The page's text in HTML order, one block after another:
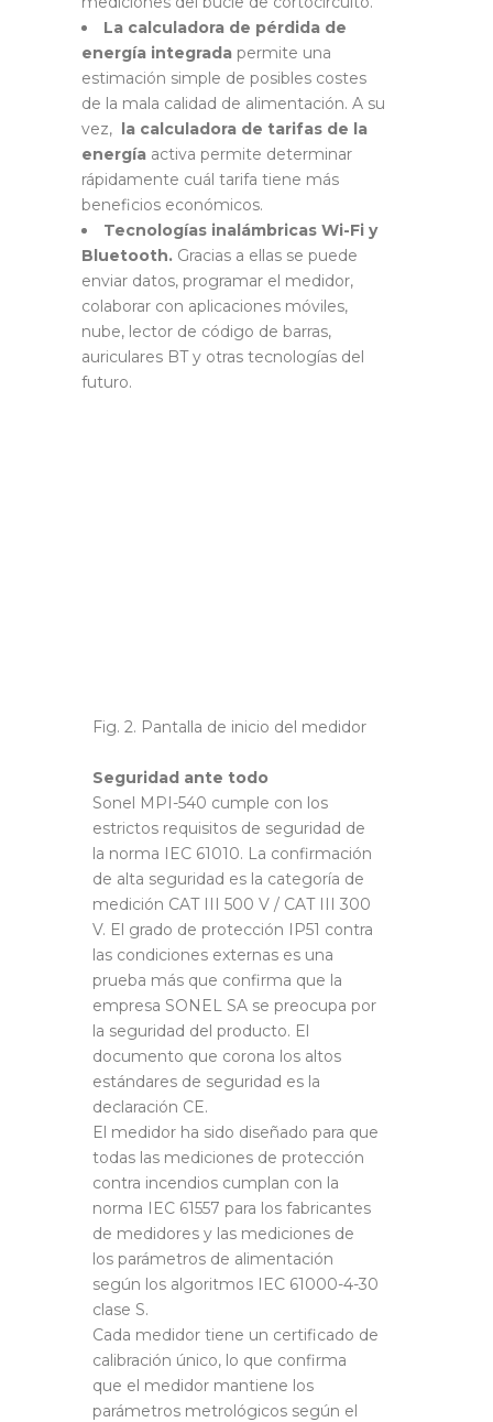
La calculadora de pérdida de
energía integrada permite una
estimación simple de posibles costes
de la mala calidad de alimentación. A su
vez, la calculadora de tarifas de la
energía activa permite determinar
rápidamente cuál tarifa tiene más
beneficios económicos.
Tecnologías inalámbricas Wi-Fi y
Bluetooth. Gracias a ellas se puede
enviar datos, programar el medidor,
colaborar con aplicaciones móviles,
nube, lector de código de barras,
auriculares BT y otras tecnologías del
futuro.
Fig. 2. Pantalla de inicio del medidor
Seguridad ante todo
Sonel MPI-540 cumple con los
estrictos requisitos de seguridad de
la norma IEC 61010. La confirmación
de alta seguridad es la categoría de
medición CAT III 500 V / CAT III 300
V. El grado de protección IP51 contra
las condiciones externas es una
prueba más que confirma que la
empresa SONEL SA se preocupa por
la seguridad del producto. El
documento que corona los altos
estándares de seguridad es la
declaración CE.
El medidor ha sido diseñado para que
todas las mediciones de protección
contra incendios cumplan con la
norma IEC 61557 para los fabricantes
de medidores y las mediciones de
los parámetros de alimentación
según los algoritmos IEC 61000-4-30
clase S.
Cada medidor tiene un certificado de
calibración único, lo que confirma
que el medidor mantiene los
parámetros metrológicos según el